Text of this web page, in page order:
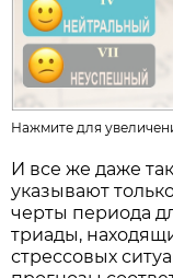
Нажмите для
И все же даже
указывают
черты периода
триады,
стрессовых